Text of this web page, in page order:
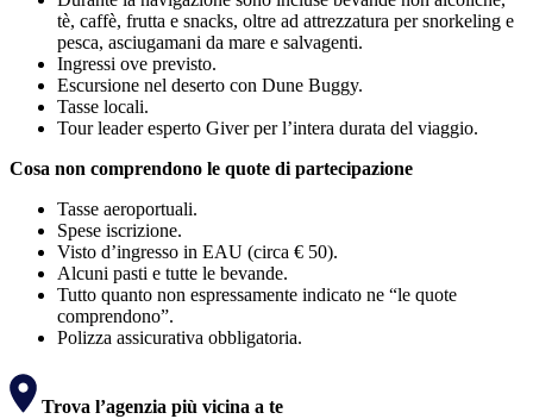
tè, caffè, frutta e snacks, oltre ad attrezzatura per snorkeling e
pesca, asciugamani da mare e salvagenti.
Ingressi ove previsto.
Escursione nel deserto con Dune Buggy.
Tasse locali.
Tour leader esperto Giver per l’intera durata del viaggio.
Cosa non comprendono le quote di partecipazione
Tasse aeroportuali.
Spese iscrizione.
Visto d’ingresso in EAU (circa € 50).
Alcuni pasti e tutte le bevande.
Tutto quanto non espressamente indicato ne “le quote
comprendono”.
Polizza assicurativa obbligatoria.
Trova l’agenzia più vicina a te